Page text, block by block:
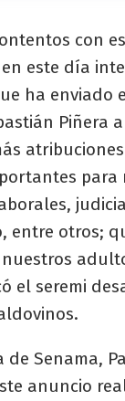
con
en este día
ha enviado
Piñera
para
entre otros;
el seremi
de Senama,
anuncio